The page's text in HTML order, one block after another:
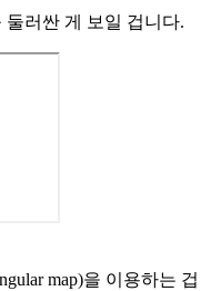
러싼 게 보일 겁니다.
map)을 이용하는 겁